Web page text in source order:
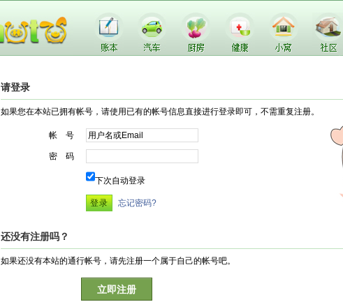
请登录
如果您在本站已拥有帐号，请使用已有的帐号信息直接进行登录即可，不需重复注册。
帐 号
密 码
下次自动登录
忘记密码?
还没有注册吗？
如果还没有本站的通行帐号，请先注册一个属于自己的帐号吧。
立即注册